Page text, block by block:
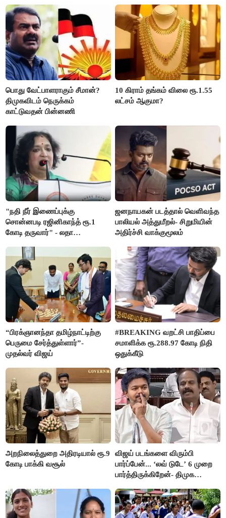
பொது வேட்பாளராகும் சீமான்?
திமுகவிடம் நெருக்கம்
காட்டுவதன் பின்னணி
10 கிராம் தங்கம் விலை ரூ.1.55
லட்சம் ஆகுமா?
"நதி நீர் இணைப்புக்கு
சொன்னபடி ரஜினிகாந்த் ரூ.1
கோடி தருவார்" - லதா
ஜனநாயகன் படத்தால் வெளிவந்த
பாலியல் அத்துமீறல்- சிறுமியின்
அதிர்ச்சி வாக்குமூலம்
“பிரக்ஞானந்தா தமிழ்நாட்டிற்கு
பெருமை சேர்த்துள்ளார்”-
முதல்வர் விஜய்
#BREAKING வறட்சி பாதிப்பை
சமாளிக்க ரூ.288.97 கோடி நிதி
ஒதுக்கீடு
அறநிலைத்துறை அதிரடியால் ரூ.9
கோடி பாக்கி வசூல்
விஜய் படங்களை விரும்பி
பார்ப்பேன்... ‘லவ் டுடே’ 6 முறை
பார்த்திருக்கிறேன்- திமுக